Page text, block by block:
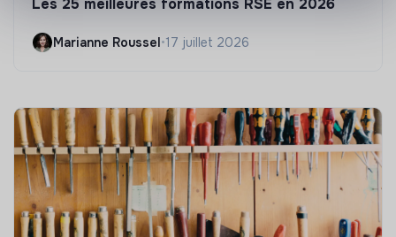
Les 25 meilleures formations RSE en 2026
Marianne Roussel•17 juillet 2026